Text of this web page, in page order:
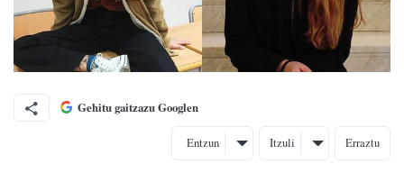
Gehitu gaitzazu Googlen
Entzun Itzuli Erraztu